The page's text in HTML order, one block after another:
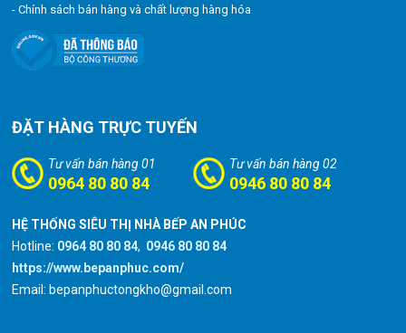
- Chính sách bán hàng và chất lượng hàng hóa
ĐẶT HÀNG TRỰC TUYẾN
Tư vấn bán hàng 01
0964 80 80 84
Tư vấn bán hàng 02
0946 80 80 84
HỆ THỐNG SIÊU THỊ NHÀ BẾP AN PHÚC
Hotline: 0964 80 80 84, 0946 80 80 84
https://www.bepanphuc.com/
Email: bepanphuctongkho@gmail.com